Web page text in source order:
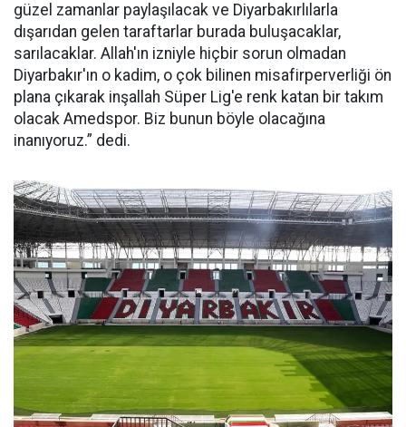
güzel zamanlar paylaşılacak ve Diyarbakırlılarla
dışarıdan gelen taraftarlar burada buluşacaklar,
sarılacaklar. Allah'ın izniyle hiçbir sorun olmadan
Diyarbakır'ın o kadim, o çok bilinen misafirperverliği ön
plana çıkarak inşallah Süper Lig'e renk katan bir takım
olacak Amedspor. Biz bunun böyle olacağına
inanıyoruz.” dedi.